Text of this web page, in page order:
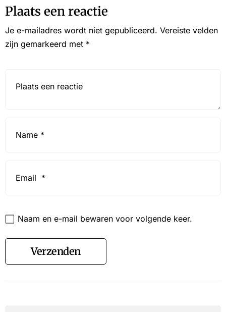
Plaats een reactie
Je e-mailadres wordt niet gepubliceerd. Vereiste velden
zijn gemarkeerd met *
Naam en e-mail bewaren voor volgende keer.
Verzenden